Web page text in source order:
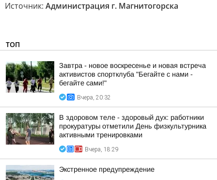
Источник: Администрация г. Магнитогорска
ТОП
Завтра - новое воскресенье и новая встреча
активистов спортклуба "Бегайте с нами -
бегайте сами!"
Вчера, 20:32
В здоровом теле - здоровый дух: работники
прокуратуры отметили День физкультурника
активными тренировками
Вчера, 18:29
Экстренное предупреждение